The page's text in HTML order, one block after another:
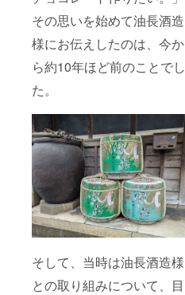
その思いを始めて油長酒造
様にお伝えしたのは、今か
ら約10年ほど前のことでし
た。
そして、当時は油長酒造様
との取り組みについて、目